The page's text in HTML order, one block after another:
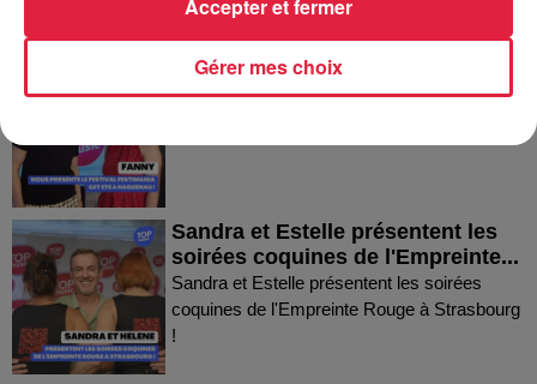
Fanny nous présente le festival
Festimania !
Sandra et Estelle présentent les
soirées coquines de l'Empreinte...
Sandra et Estelle présentent les soirées
coquines de l'Empreinte Rouge à Strasbourg
!
Gérer mes choix
Accepter et fermer